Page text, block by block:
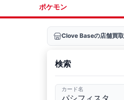
ポケモン
Clove Baseの店舗買取
検索
カード名